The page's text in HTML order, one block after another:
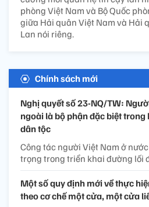
phòng Việt Nam và Bộ Quốc
giữa Hải quân Việt Nam và Hải
Lan nói riêng.
Chính sách mới
Nghị quyết số 23-NQ/TW:
ngoài là bộ phận đặc biệt
dân tộc
Công tác người Việt Nam ở
trọng trong triển khai đường lối
Một số quy định mới về thực
theo cơ chế một cửa, một cửa